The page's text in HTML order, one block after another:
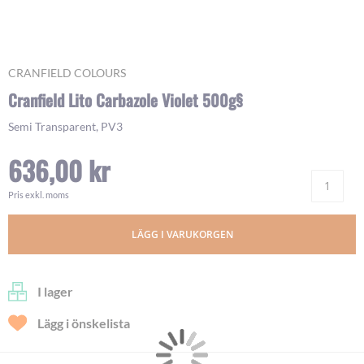
CRANFIELD COLOURS
Cranfield Lito Carbazole Violet 500g§
Semi Transparent, PV3
636,00 kr
Pris exkl. moms
LÄGG I VARUKORGEN
I lager
Lägg i önskelista
Skip
the
of
images
gallery